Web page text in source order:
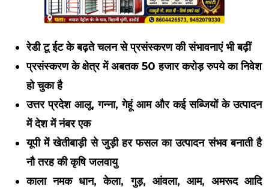
रेडी टू ईट के बढ़ते चलन से प्रसंस्करण की संभावनाएं भी बढ़ीं
प्रसंस्करण के क्षेत्र में अबतक 50 हजार करोड़ रुपये का निवेश
हो चुका है
उत्तर प्रदेश आलू, गन्ना, गेहूं आम और कई सब्जियों के उत्पादन
में देश में नंबर एक
यूपी में खेतीबाड़ी से जुड़ी हर फसल का उत्पादन संभव बनाती है
नौ तरह की कृषि जलवायु
काला नमक धान, केला, गुड़, आंवला, आम, अमरूद आदि